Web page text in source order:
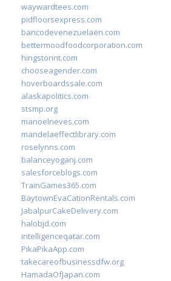
waywardtees.com
pidfloorsexpress.com
bancodevenezuelaen.com
bettermoodfoodcorporation.com
hingstonnt.com
chooseagender.com
hoverboardssale.com
alaskapolitics.com
stsmp.org
manoelneves.com
mandelaeffectlibrary.com
roselynns.com
balanceyoganj.com
salesforceblogs.com
TrainGames365.com
BaytownEvaCationRentals.com
JabalpurCakeDelivery.com
halobjd.com
intelligenceqatar.com
PikaPikaApp.com
takecareofbusinessdfw.org
HamadaOfJapan.com